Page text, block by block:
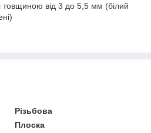
товщиною від 3 до 5,5 мм (білий
Різьбова
Плоска